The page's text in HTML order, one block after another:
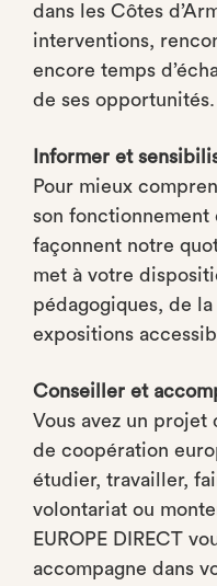
dans les Côtes
interventions,
encore temps
de ses opportunités.
Informer et
Pour mieux
son fonctionnement
façonnent notre
met à votre
pédagogiques, de
expositions
Conseiller et
Vous avez un projet
de coopération
étudier, travailler,
volontariat ou
EUROPE DIRECT
accompagne dans